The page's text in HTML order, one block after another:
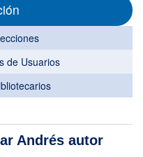
de Usuarios
Andrés autor